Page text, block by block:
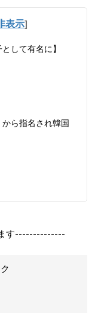
表示]
して有名に】
ら指名され韓国
す--------------